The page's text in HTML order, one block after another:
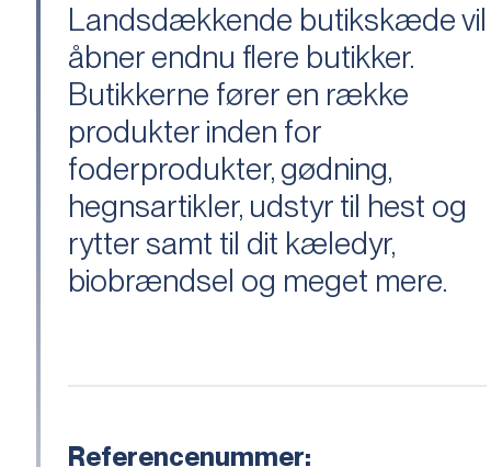
Landsdækkende butikskæde vil
åbner endnu flere butikker.
Butikkerne fører en række
produkter inden for
foderprodukter, gødning,
hegnsartikler, udstyr til hest og
rytter samt til dit kæledyr,
biobrændsel og meget mere.
Referencenummer: